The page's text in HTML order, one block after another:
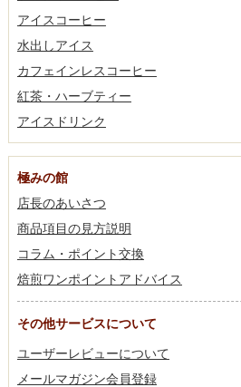
アイスコーヒー
水出しアイス
カフェインレスコーヒー
紅茶・ハーブティー
アイスドリンク
極みの館
店長のあいさつ
商品項目の見方説明
コラム・ポイント交換
焙煎ワンポイントアドバイス
その他サービスについて
ユーザーレビューについて
メールマガジン会員登録